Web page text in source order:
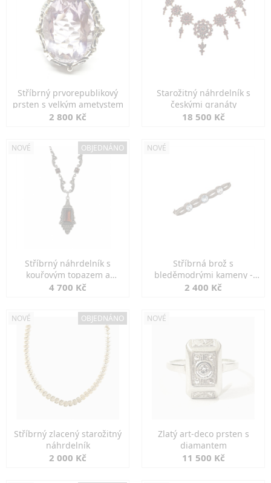
Stříbrný prvorepublikový
prsten s velkým ametystem
2 800 Kč
Starožitný náhrdelník s
českými granáty
18 500 Kč
NOVÉ OBJEDNÁNO
Stříbrný náhrdelník s
kouřovým topazem a
markazity
4 700 Kč
NOVÉ
Stříbrná brož s
bleděmodrými kameny -
jemná elegance
2 400 Kč
NOVÉ OBJEDNÁNO
Stříbrný zlacený starožitný
náhrdelník
2 000 Kč
NOVÉ
Zlatý art-deco prsten s
diamantem
11 500 Kč